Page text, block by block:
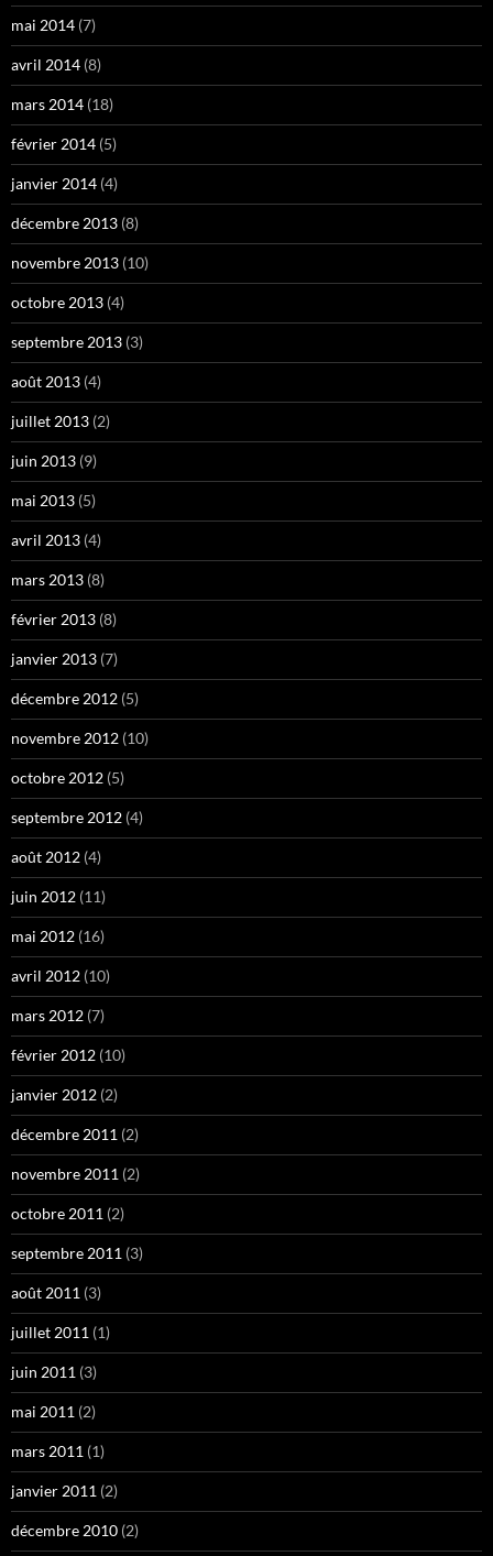
mai 2014 (7)
avril 2014 (8)
mars 2014 (18)
février 2014 (5)
janvier 2014 (4)
décembre 2013 (8)
novembre 2013 (10)
octobre 2013 (4)
septembre 2013 (3)
août 2013 (4)
juillet 2013 (2)
juin 2013 (9)
mai 2013 (5)
avril 2013 (4)
mars 2013 (8)
février 2013 (8)
janvier 2013 (7)
décembre 2012 (5)
novembre 2012 (10)
octobre 2012 (5)
septembre 2012 (4)
août 2012 (4)
juin 2012 (11)
mai 2012 (16)
avril 2012 (10)
mars 2012 (7)
février 2012 (10)
janvier 2012 (2)
décembre 2011 (2)
novembre 2011 (2)
octobre 2011 (2)
septembre 2011 (3)
août 2011 (3)
juillet 2011 (1)
juin 2011 (3)
mai 2011 (2)
mars 2011 (1)
janvier 2011 (2)
décembre 2010 (2)